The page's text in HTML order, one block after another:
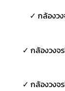
✓ กล้องว
✓ กล้องวงจ
✓ กล้องวงจ